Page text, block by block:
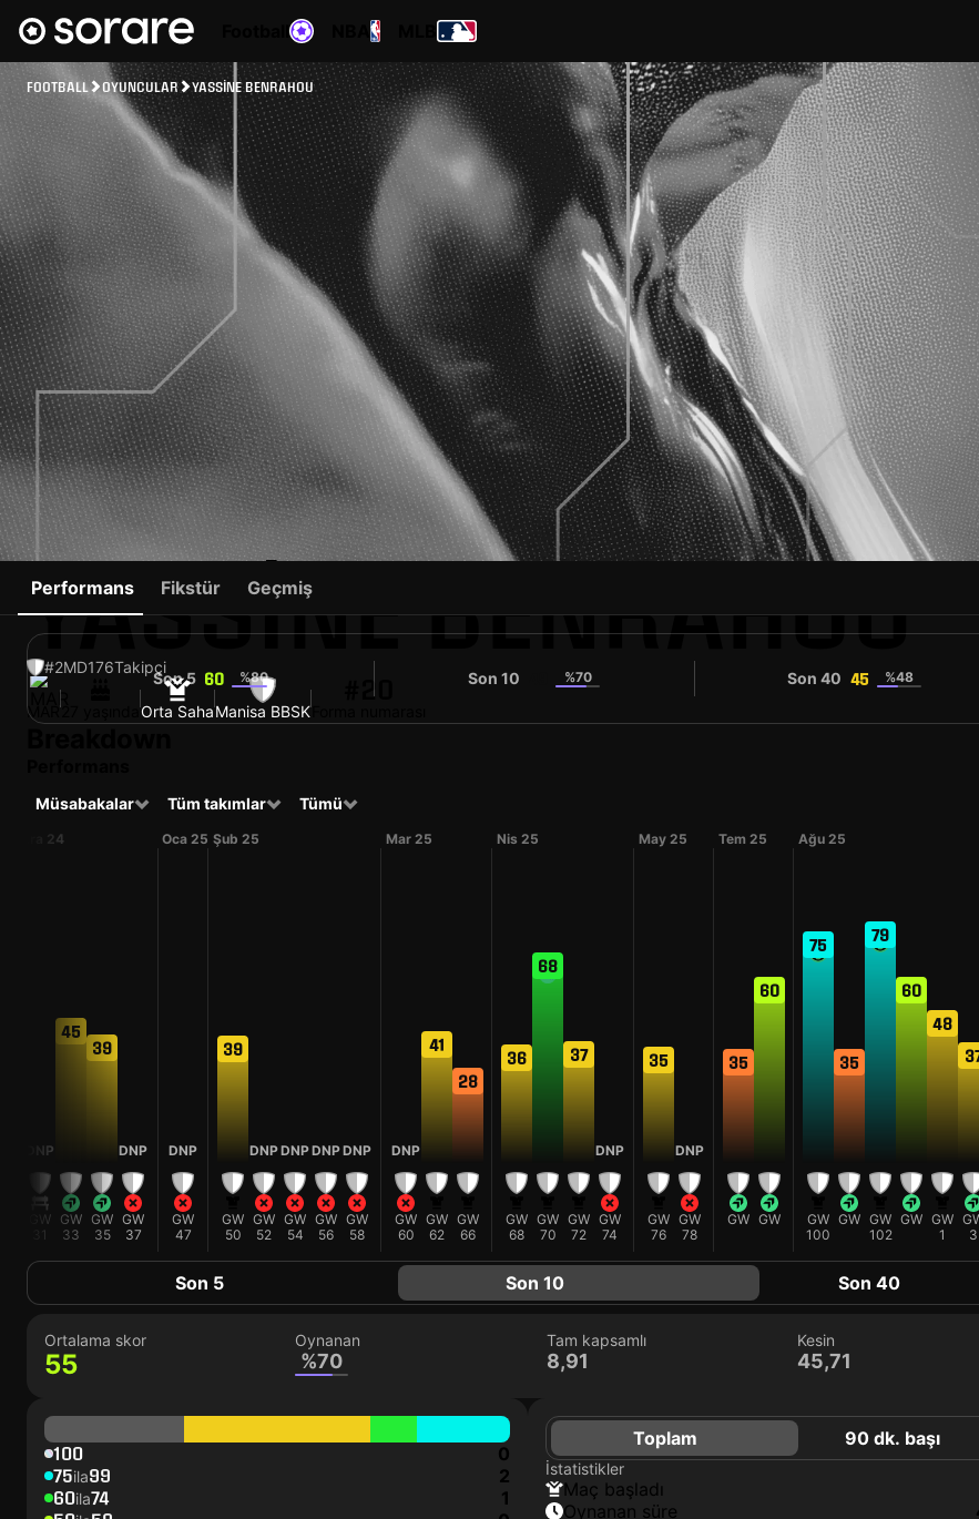
FOOTBALL OYUNCULAR YASSINE BENRAHOU
YASSINE BENRAHOU
#2MD176Takipçi
MAR Orta SahaManisa BBSK
#20
Performans Fikstür Geçmiş
Son 5 60 %80 Son 10 %70 Son 40 45 %48
Müsabakalar Tüm takımlar Tümü
Ara 24
DNP
GW
31
45
GW
33
39
GW
35
DNP
GW
37
Oca 25
DNP
GW
47
Şub 25
39
GW
50
DNP
GW
52
DNP
GW
54
DNP
GW
56
DNP
GW
58
Mar 25
DNP
GW
60
41
GW
62
28
GW
66
Nis 25
36
GW
68
68
GW
70
37
GW
72
DNP
GW
74
May 25
35
GW
76
DNP
GW
78
Tem 25
35
GW
60
GW
Ağu 25
75
GW
100
35
GW
79
GW
102
60
GW
48
GW
1
3
Son 5 Son 10 Son 40
Ortalama skor
55
Oynanan
%70
Tam kapsamlı
8,91
Kesin
45,71
100 0
75ila99 2
60ila74 1
Toplam 90 dk. başı
İstatistikler
maç başladı
oynanan süre